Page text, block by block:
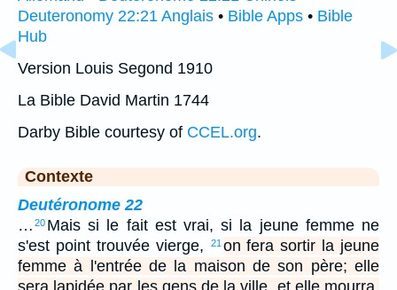
Deuteronomy 22:21 Anglais • Bible Apps • Bible
Hub
Version Louis Segond 1910
La Bible David Martin 1744
Darby Bible courtesy of CCEL.org.
Contexte
Deutéronome 22
… 20 Mais si le fait est vrai, si la jeune femme ne
s'est point trouvée vierge,
21 on fera sortir la jeune
femme à l'entrée de la maison de son père; elle
sera lapidée par les gens de la ville, et elle mourra,